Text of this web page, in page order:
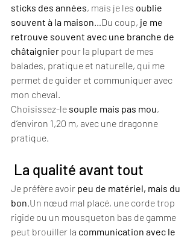
sticks des années, mais je les oublie
souvent à la maison …Du coup, je me
retrouve souvent avec une branche de
châtaignier pour la plupart de mes
balades, pratique et naturelle, qui me
permet de guider et communiquer avec
mon cheval.
Choisissez-le souple mais pas mou,
d’environ 1,20 m, avec une dragonne
pratique.
La qualité avant tout
Je préfère avoir peu de matériel, mais du
bon .Un nœud mal placé, une corde trop
rigide ou un mousqueton bas de gamme
peut brouiller la communication avec le